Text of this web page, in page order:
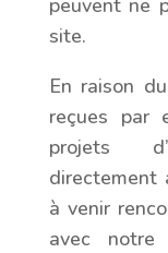
peuvent ne
site.
En raison
reçues par
projets
directement
à venir
avec